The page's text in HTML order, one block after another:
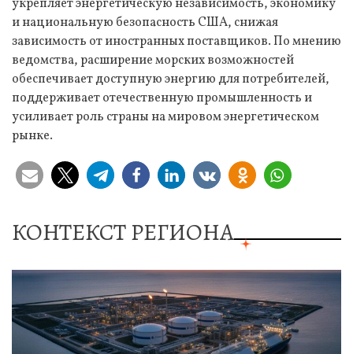
укрепляет энергетическую независимость, экономику
и национальную безопасность США, снижая
зависимость от иностранных поставщиков. По мнению
ведомства, расширение морских возможностей
обеспечивает доступную энергию для потребителей,
поддерживает отечественную промышленность и
усиливает роль страны на мировом энергетическом
рынке.
КОНТЕКСТ РЕГИОНА